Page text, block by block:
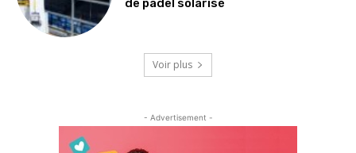
de padel solarisé
Voir plus
- Advertisement -